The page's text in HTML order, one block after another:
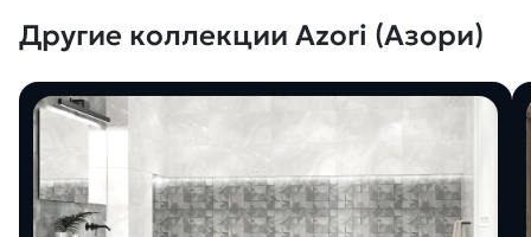
Другие коллекции Azori (Азори)